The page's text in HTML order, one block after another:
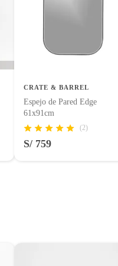
CRATE & BARREL
Espejo de Pared Edge
61x91cm
(2)
S/ 759